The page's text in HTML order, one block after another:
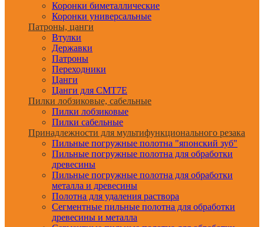
Коронки биметаллические
Коронки универсальные
Патроны, цанги
Втулки
Державки
Патроны
Переходники
Цанги
Цанги для CMT7E
Пилки лобзиковые, сабельные
Пилки лобзиковые
Пилки сабельные
Принадлежности для мультифункционального резака
Пильные погружные полотна "японский зуб"
Пильные погружные полотна для обработки
древесины
Пильные погружные полотна для обработки
металла и древесины
Полотна для удаления раствора
Сегментные пильные полотна для обработки
древесины и металла